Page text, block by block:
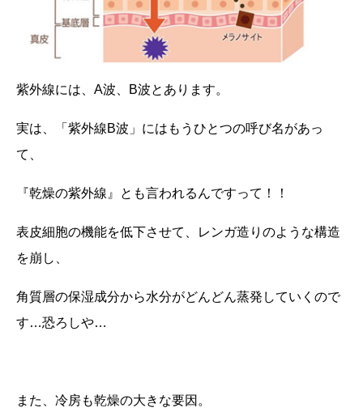
紫外線には、 A波、 B波とあります。
実は、「紫外線B波」にはもうひとつの呼び名があっ
て、
『乾燥の紫外線』とも言われるんですって！！
表皮細胞の機能を低下させて、レンガ造りのような構造
を崩し、
角質層の保湿成分から水分がどんどん蒸発していくので
す…恐ろしや…
また、冷房も乾燥の大きな要因。